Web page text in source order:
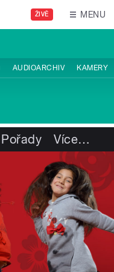
ŽIVĚ MENU
AUDIOARCHIV KAMERY
Pořady Více…